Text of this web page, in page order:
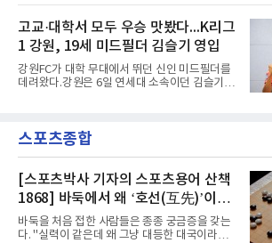
관심을 받았는데, 18개월간 이어진 재계약 협상
이 한때 교착됐기 때문이다. 그러
와 2026 쿠팡플레이 시리즈 친선 경기를 치른다.
구단 소집 명단에 이강인이 포함되면서 변수가
없는 한 그의 첫 출격은 서울이 된다.등번호부터
무게가 실렸다. 이강인은 첫 경기부터 7번을 단
다. 2010년대 팀의 전성기를 이끈 앙투안 그리즈
만이 달았던 번호다.합류 과정은 순탄치 않았다.
스페인으로 건너가려던 그는 병역 특례 행정 절
짧게 호흡을 맞춰 경기에 나선다.역할도 관심사
다. 유려한 탈압박과
고교·대학서 모두 우승 맛봤다...K리그
1 강원, 19세 미드필더 김슬기 영입
강원FC가 대학 무대에서 뛰던 신인 미드필더를
데려왔다.강원은 6일 연세대 소속이던 김슬기
리그와 추계전국고등대회 우승에 기여했고, 올
해 연세대 진학 후에는 춘계한산대첩기대학대회
표팀 훈련에도 소집됐다.김슬기는 입단하게 돼
기쁘고 영광이라며 프로 무대에서도 성장해 팀
에 꼭 필요한 선수가 되겠다고 각오를 밝혔다.
스포츠종합
[스포츠박사 기자의 스포츠용어 산책
1868] 바둑에서 왜 ‘호선(互先)’이라
말할까
바둑을 처음 접한 사람들은 종종 궁금증을 갖는
다. "실력이 같은데 왜 그냥 대등한 대국이라고